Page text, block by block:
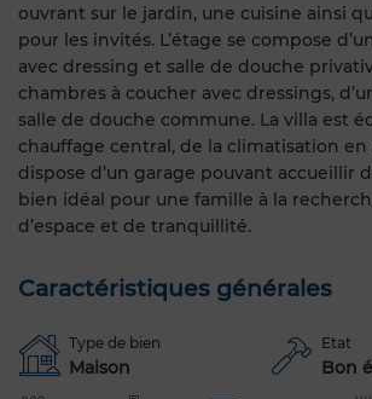
ouvrant sur le jardin, une cuisine ainsi
pour les invités. L’étage se compose
avec dressing et salle de douche
chambres à coucher avec dressings,
salle de douche commune. La villa est
chauffage central, de la climatisation
dispose d’un garage pouvant accueillir
bien idéal pour une famille à la
d’espace et de tranquillité.
Caractéristiques générales
Type de bien
Maison
Etat
Bon